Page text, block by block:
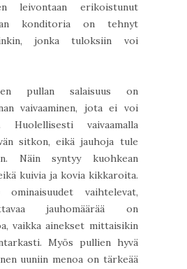
leivontaan erikoistunut
konditoria on tehnyt
jonka tuloksiin voi
pullan salaisuus on
vaivaaminen, jota ei voi
Huolellisesti vaivaamalla
sitkon, eikä jauhoja tule
Näin syntyy kuohkean
kuivia ja kovia kikkaroita.
vaihtelevat,
jauhomäärää on
vaikka ainekset mittaisikin
Myös pullien hyvä
uuniin menoa on tärkeää